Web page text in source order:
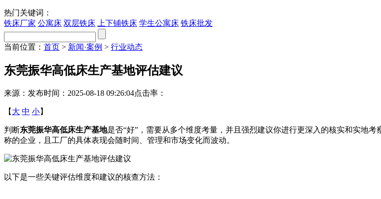
热门关键词：
铁床厂家 公寓床 双层铁床 上下铺铁床 学生公寓床 铁床批发
当前位置： 首页 > 新闻·案例 > 行业动态
东莞振华高低床生产基地评估建议
来源： 发布时间：2025-08-18 09:26:04点击率：
【 大 中 小】
判断东莞振华高低床生产基地是否“好”，需要从多个维度考量，并且强烈建议你进行更深入的核实和实地
称的企业，且工厂的具体表现会随时间、管理和市场变化而波动。
以下是一些关键评估维度和建议的核查方法：